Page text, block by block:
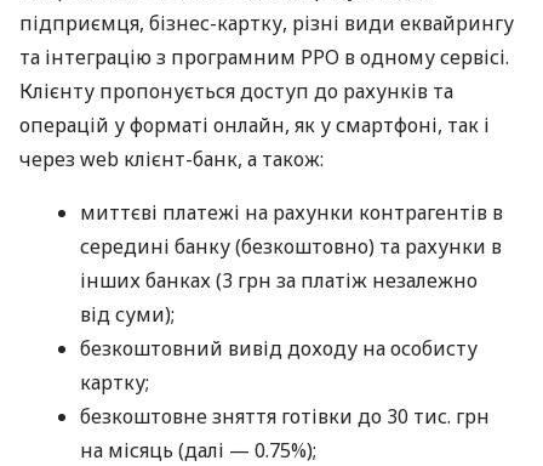
підприємця, бізнес-картку, різні види еквайрингу
та інтеграцію з програмним РРО в одному сервісі.
Клієнту пропонується доступ до рахунків та
операцій у форматі онлайн, як у смартфоні, так і
через web клієнт-банк, а також:
миттєві платежі на рахунки контрагентів в
середині банку (безкоштовно) та рахунки в
інших банках (3 грн за платіж незалежно
від суми);
безкоштовний вивід доходу на особисту
картку;
безкоштовне зняття готівки до 30 тис. грн
на місяць (далі — 0.75%);